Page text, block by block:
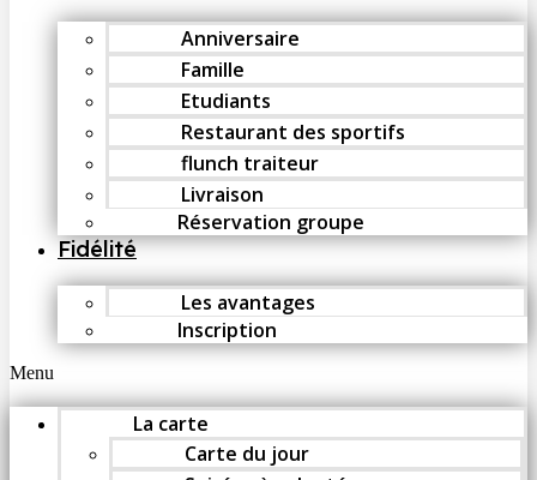
Anniversaire
Famille
Etudiants
Restaurant des sportifs
flunch traiteur
Livraison
Réservation groupe
Fidélité
Les avantages
Inscription
Menu
La carte
Carte du jour